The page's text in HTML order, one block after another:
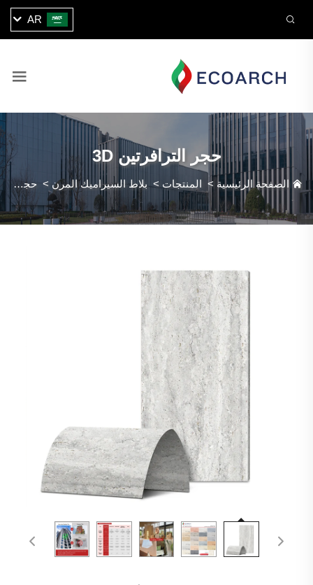
AR
حجر الترافرتين 3D
الصفحة الرئيسية > المنتجات >بلاط السيراميك المرن > حجر الترافرتين 3D